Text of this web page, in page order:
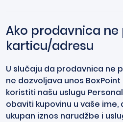
Ako prodavnica
karticu/adresu
U slučaju da prodavnica ne
ne dozvoljava unos
koristiti našu uslugu
obaviti kupovinu u vaše
ukupan iznos narudžbe i